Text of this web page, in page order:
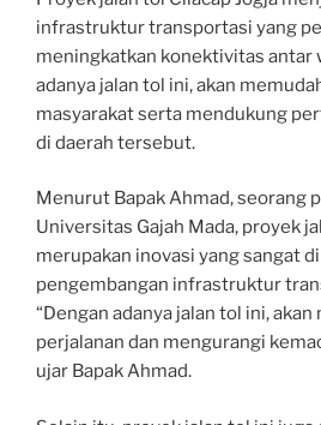
infrastruktur transportasi yang
meningkatkan konektivitas antar
adanya jalan tol ini, akan
masyarakat serta mendukung
di daerah tersebut.
Menurut Bapak Ahmad, seorang
Universitas Gajah Mada, proyek
merupakan inovasi yang sangat
pengembangan infrastruktur
“Dengan adanya jalan tol ini,
perjalanan dan mengurangi
ujar Bapak Ahmad.